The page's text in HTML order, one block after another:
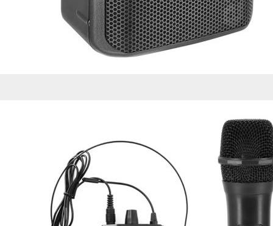
Sobre la
Cuando visitas un
Más información
Cookies
Estas cookies son
cookies
administrar tu
presentación del